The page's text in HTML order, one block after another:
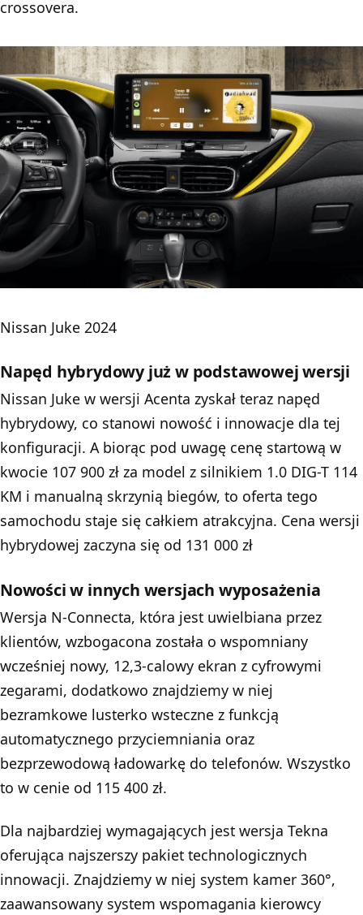
crossovera.
Nissan Juke 2024
Napęd hybrydowy już w podstawowej wersji
Nissan Juke w wersji Acenta zyskał teraz napęd
hybrydowy, co stanowi nowość i innowacje dla tej
konfiguracji. A biorąc pod uwagę cenę startową w
kwocie 107 900 zł za model z silnikiem 1.0 DIG-T 114
KM i manualną skrzynią biegów, to oferta tego
samochodu staje się całkiem atrakcyjna. Cena wersji
hybrydowej zaczyna się od 131 000 zł
Nowości w innych wersjach wyposażenia
Wersja N-Connecta, która jest uwielbiana przez
klientów, wzbogacona została o wspomniany
wcześniej nowy, 12,3-calowy ekran z cyfrowymi
zegarami, dodatkowo znajdziemy w niej
bezramkowe lusterko wsteczne z funkcją
automatycznego przyciemniania oraz
bezprzewodową ładowarkę do telefonów. Wszystko
to w cenie od 115 400 zł.
Dla najbardziej wymagających jest wersja Tekna
oferująca najszerszy pakiet technologicznych
innowacji. Znajdziemy w niej system kamer 360°,
zaawansowany system wspomagania kierowcy